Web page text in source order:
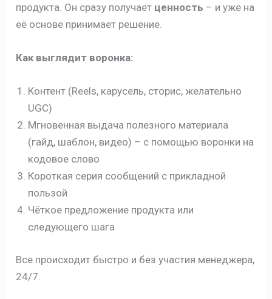
продукта. Он сразу получает ценность – и уже на
её основе принимает решение.
Как выглядит воронка:
Контент (Reels, карусель, сторис, желательно
UGC)
Мгновенная выдача полезного материала
(гайд, шаблон, видео) – с помощью воронки на
кодовое слово
Короткая серия сообщений с прикладной
пользой
Чёткое предложение продукта или
следующего шага
Все происходит быстро и без участия менеджера,
24/7.